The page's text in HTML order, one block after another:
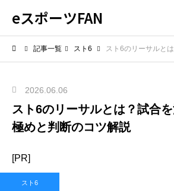
eスポーツFAN
記事一覧 スト6 スト6のリーサルとは？試合を決
2026.06.06
スト6のリーサルとは？試合
極めと判断のコツ解説
[PR]
スト6